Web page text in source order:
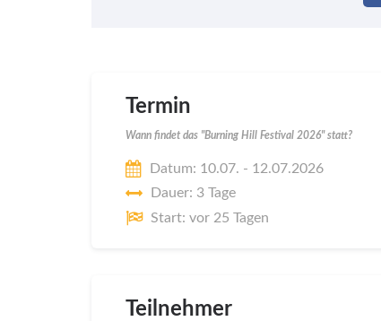
Termin
Wann findet das "Burning Hill Festival 2026" statt?
Datum: 10.07. - 12.07.2026
Dauer: 3 Tage
Start: vor 25 Tagen
Teilnehmer